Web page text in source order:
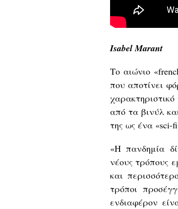
Isabel Marant
Το αιώνιο
που αποτίνει
από τα βινύλ
της ως ένα «sci-
«Η πανδημία
νέους τρόπους
και
τρόποι
ενδιαφέρον